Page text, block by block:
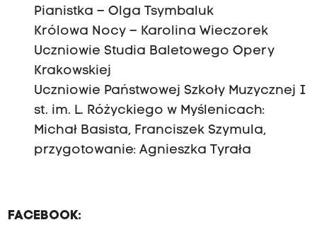
Pianistka – Olga Tsymbaluk
Królowa Nocy – Karolina Wieczorek
Uczniowie Studia Baletowego Opery
Krakowskiej
Uczniowie Państwowej Szkoły Muzycznej I
st. im. L. Różyckiego w Myślenicach:
Michał Basista, Franciszek Szymula,
przygotowanie: Agnieszka Tyrała
FACEBOOK: